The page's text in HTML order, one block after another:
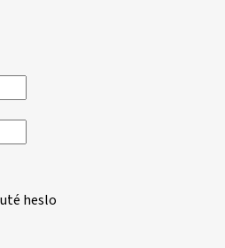
heslo